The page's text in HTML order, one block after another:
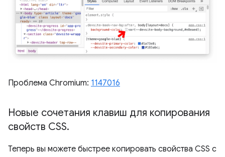
Проблема Chromium: 1147016
Новые сочетания клавиш для копирования
свойств CSS.
Теперь вы можете быстрее копировать свойства CSS с